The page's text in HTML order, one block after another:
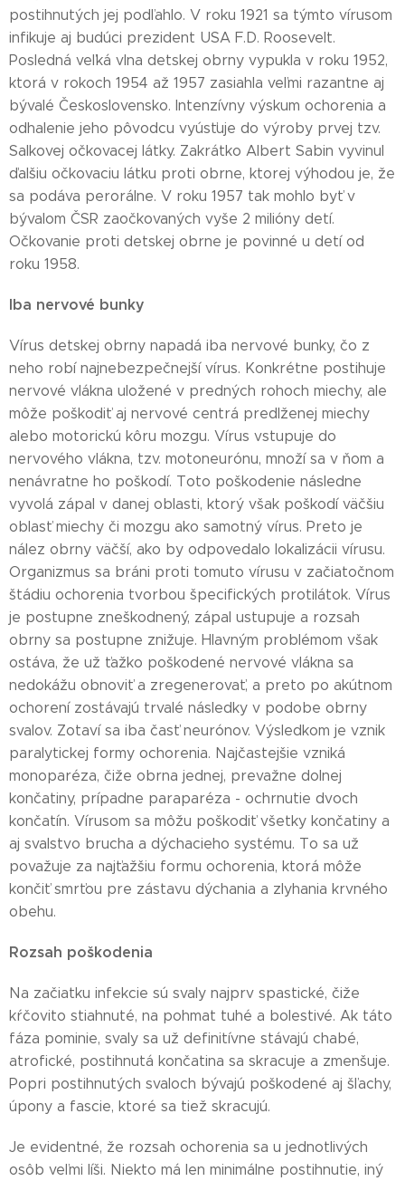
postihnutých jej podľahlo. V roku 1921 sa týmto vírusom
infikuje aj budúci prezident USA F.D. Roosevelt.
Posledná veľká vlna detskej obrny vypukla v roku 1952,
ktorá v rokoch 1954 až 1957 zasiahla veľmi razantne aj
bývalé Československo. Intenzívny výskum ochorenia a
odhalenie jeho pôvodcu vyúsťuje do výroby prvej tzv.
Salkovej očkovacej látky. Zakrátko Albert Sabin vyvinul
ďalšiu očkovaciu látku proti obrne, ktorej výhodou je, že
sa podáva perorálne. V roku 1957 tak mohlo byť v
bývalom ČSR zaočkovaných vyše 2 milióny detí.
Očkovanie proti detskej obrne je povinné u detí od
roku 1958.
Iba nervové bunky
Vírus detskej obrny napadá iba nervové bunky, čo z
neho robí najnebezpečnejší vírus. Konkrétne postihuje
nervové vlákna uložené v predných rohoch miechy, ale
môže poškodiť aj nervové centrá predlženej miechy
alebo motorickú kôru mozgu. Vírus vstupuje do
nervového vlákna, tzv. motoneurónu, množí sa v ňom a
nenávratne ho poškodí. Toto poškodenie následne
vyvolá zápal v danej oblasti, ktorý však poškodí väčšiu
oblasť miechy či mozgu ako samotný vírus. Preto je
nález obrny väčší, ako by odpovedalo lokalizácii vírusu.
Organizmus sa bráni proti tomuto vírusu v začiatočnom
štádiu ochorenia tvorbou špecifických protilátok. Vírus
je postupne zneškodnený, zápal ustupuje a rozsah
obrny sa postupne znižuje. Hlavným problémom však
ostáva, že už ťažko poškodené nervové vlákna sa
nedokážu obnoviť a zregenerovať, a preto po akútnom
ochorení zostávajú trvalé následky v podobe obrny
svalov. Zotaví sa iba časť neurónov. Výsledkom je vznik
paralytickej formy ochorenia. Najčastejšie vzniká
monoparéza, čiže obrna jednej, prevažne dolnej
končatiny, prípadne paraparéza - ochrnutie dvoch
končatín. Vírusom sa môžu poškodiť všetky končatiny a
aj svalstvo brucha a dýchacieho systému. To sa už
považuje za najťažšiu formu ochorenia, ktorá môže
končiť smrťou pre zástavu dýchania a zlyhania krvného
obehu.
Rozsah poškodenia
Na začiatku infekcie sú svaly najprv spastické, čiže
kŕčovito stiahnuté, na pohmat tuhé a bolestivé. Ak táto
fáza pominie, svaly sa už definitívne stávajú chabé,
atrofické, postihnutá končatina sa skracuje a zmenšuje.
Popri postihnutých svaloch bývajú poškodené aj šľachy,
úpony a fascie, ktoré sa tiež skracujú.
Je evidentné, že rozsah ochorenia sa u jednotlivých
osôb veľmi líši. Niekto má len minimálne postihnutie, iný